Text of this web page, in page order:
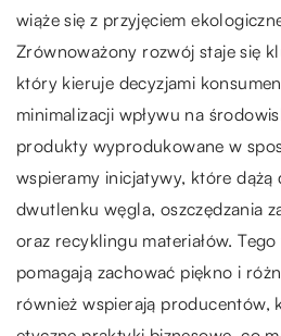
wiąże się z przyjęciem
Zrównoważony rozwój staje się
który kieruje decyzjami
minimalizacji wpływu na
produkty wyprodukowane w
wspieramy inicjatywy, które dążą
dwutlenku węgla, oszczędzania
oraz recyklingu materiałów.
pomagają zachować piękno i
również wspierają producentów,